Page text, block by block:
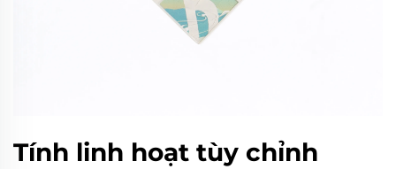
Tính linh hoạt tùy chỉnh